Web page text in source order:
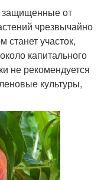
защищенные от
чрезвычайно
участок,
капитального
не рекомендуется
культуры,